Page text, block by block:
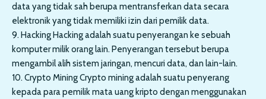
data yang tidak sah berupa mentransferkan data secara
elektronik yang tidak memiliki izin dari pemilik data.
9. Hacking Hacking adalah suatu penyerangan ke sebuah
komputer milik orang lain. Penyerangan tersebut berupa
mengambil alih sistem jaringan, mencuri data, dan lain-lain.
10. Crypto Mining Crypto mining adalah suatu penyerang
kepada para pemilik mata uang kripto dengan menggunakan